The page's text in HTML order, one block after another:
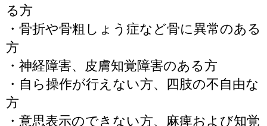
る方
・骨折や骨粗しょう症など骨に異常のある
方
・神経障害、皮膚知覚障害のある方
・自ら操作が行えない方、四肢の不自由な
方
・意思表示のできない方、麻痺および知覚